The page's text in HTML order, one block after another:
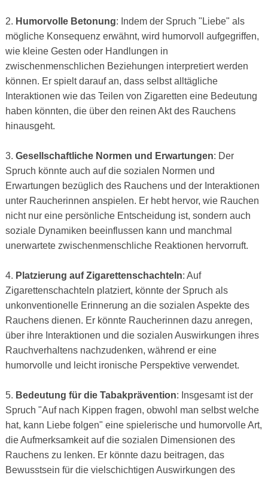
2. Humorvolle Betonung: Indem der Spruch "Liebe" als
mögliche Konsequenz erwähnt, wird humorvoll aufgegriffen,
wie kleine Gesten oder Handlungen in
zwischenmenschlichen Beziehungen interpretiert werden
können. Er spielt darauf an, dass selbst alltägliche
Interaktionen wie das Teilen von Zigaretten eine Bedeutung
haben könnten, die über den reinen Akt des Rauchens
hinausgeht.
3. Gesellschaftliche Normen und Erwartungen: Der
Spruch könnte auch auf die sozialen Normen und
Erwartungen bezüglich des Rauchens und der Interaktionen
unter Raucherinnen anspielen. Er hebt hervor, wie Rauchen
nicht nur eine persönliche Entscheidung ist, sondern auch
soziale Dynamiken beeinflussen kann und manchmal
unerwartete zwischenmenschliche Reaktionen hervorruft.
4. Platzierung auf Zigarettenschachteln: Auf
Zigarettenschachteln platziert, könnte der Spruch als
unkonventionelle Erinnerung an die sozialen Aspekte des
Rauchens dienen. Er könnte Raucherinnen dazu anregen,
über ihre Interaktionen und die sozialen Auswirkungen ihres
Rauchverhaltens nachzudenken, während er eine
humorvolle und leicht ironische Perspektive verwendet.
5. Bedeutung für die Tabakprävention: Insgesamt ist der
Spruch "Auf nach Kippen fragen, obwohl man selbst welche
hat, kann Liebe folgen" eine spielerische und humorvolle Art,
die Aufmerksamkeit auf die sozialen Dimensionen des
Rauchens zu lenken. Er könnte dazu beitragen, das
Bewusstsein für die vielschichtigen Auswirkungen des